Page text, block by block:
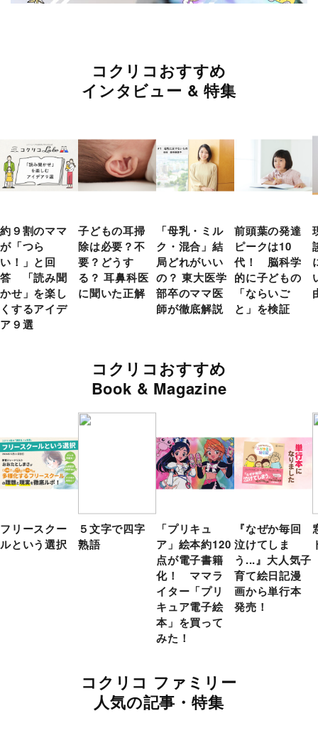
コクリコおすすめ
インタビュー & 特集
約９割のママ
が「つら
い！」と回
答 「読み聞
かせ」を楽し
くするアイデ
ア９選
子どもの耳掃
除は必要？不
要？どうす
る？ 耳鼻科医
に聞いた正解
「母乳・ミル
ク・混合」結
局どれがいい
の？ 東大医学
部卒のママ医
師が徹底解説
前頭葉の発達
ピークは10
代！ 脳科学
的に子どもの
「ならいご
と」を検証
コクリコおすすめ
Book & Magazine
フリースクー
ルという選択
５文字で四字
熟語
「プリキュ
ア」絵本約120
点が電子書籍
化！ ママラ
イター「プリ
キュア電子絵
本」を買って
みた！
『なぜか毎回
泣けてしま
う...』大人気子
育て絵日記漫
画から単行本
発売！
コクリコ ファミリー
人気の記事・特集